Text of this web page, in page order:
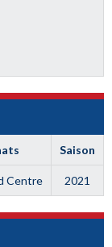
Saison
Centre 2021